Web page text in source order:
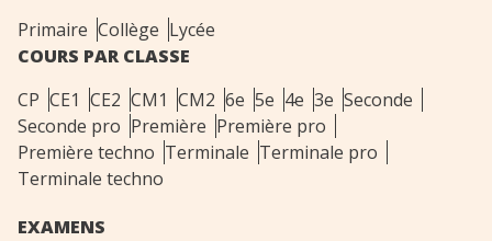
Primaire Collège Lycée
COURS PAR CLASSE
CP CE1 CE2 CM1 CM2 6e 5e 4e 3e Seconde
Seconde pro Première Première pro
Première techno Terminale Terminale pro
Terminale techno
EXAMENS